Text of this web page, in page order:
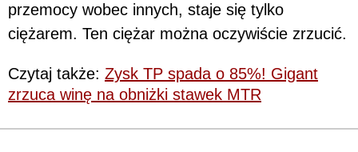
przemocy wobec innych, staje się tylko
ciężarem. Ten ciężar można oczywiście zrzucić.
Czytaj także: Zysk TP spada o 85%! Gigant
zrzuca winę na obniżki stawek MTR